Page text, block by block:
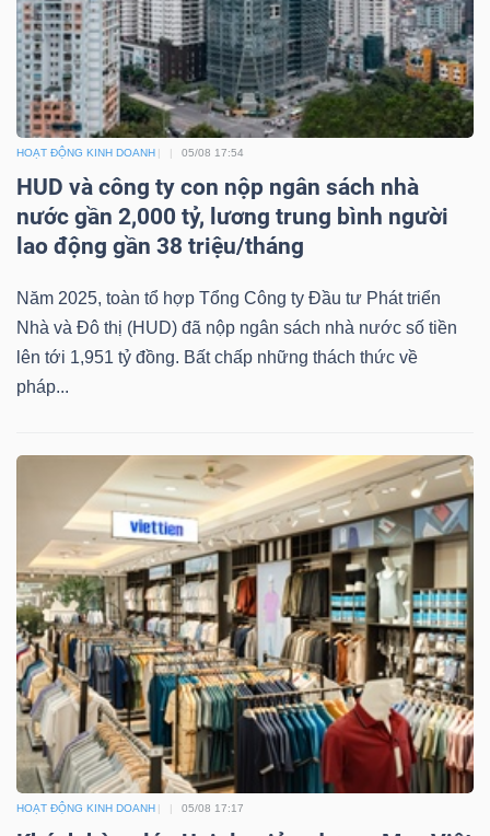
HOẠT ĐỘNG KINH DOANH 05/08 17:54
HUD và công ty con nộp ngân sách nhà
nước gần 2,000 tỷ, lương trung bình người
lao động gần 38 triệu/tháng
Năm 2025, toàn tổ hợp Tổng Công ty Đầu tư Phát triển
Nhà và Đô thị (HUD) đã nộp ngân sách nhà nước số tiền
lên tới 1,951 tỷ đồng. Bất chấp những thách thức về
pháp...
HOẠT ĐỘNG KINH DOANH 05/08 17:17